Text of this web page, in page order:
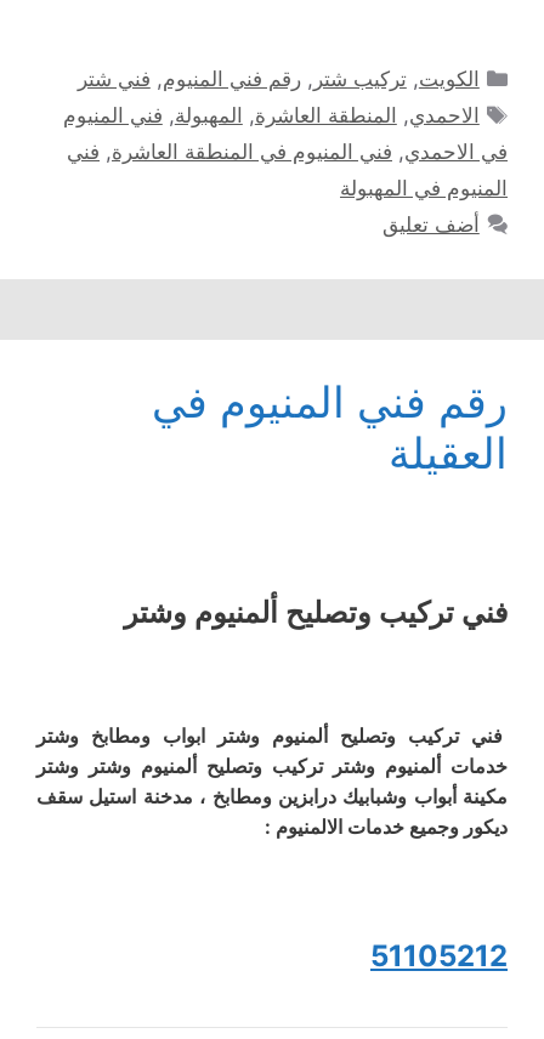
التصنيفات
الكويت,تركيب شتر ,رقم فني المنيوم, فني شتر
الوسوم
الاحمدي, المنطقة العاشرة, المهبولة, فني المنيوم
في الاحمدي, فني المنيوم في المنطقة العاشرة, فني
المنيوم في المهبولة
أضف تعليق
رقم فني المنيوم في
العقيلة
فني تركيب وتصليح ألمنيوم وشتر
فني تركيب وتصليح ألمنيوم وشتر ابواب ومطابخ وشتر
خدمات ألمنيوم وشتر تركيب وتصليح ألمنيوم وشتر وشتر
مكينة أبواب وشبابيك درابزين ومطابخ ، مدخنة استيل سقف
ديكور وجميع خدمات الالمنيوم :
51105212